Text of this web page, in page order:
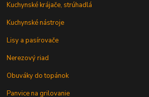
Kuchynské krájače, strúhadlá
Kuchynské nástroje
Lisy a pasírovače
Nerezový riad
Obuváky do topánok
Panvice na grilovanie